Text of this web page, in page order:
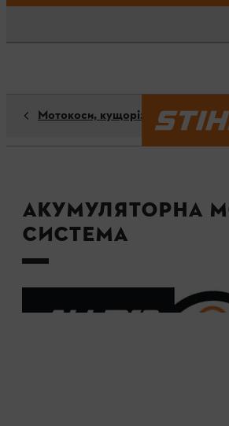
Мотокоси, кущорізи, тримери
Акумуляторна
Система